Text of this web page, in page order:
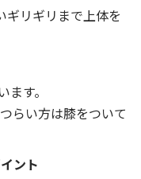
ギリギリまで上体を
す。
らい方は膝をついて
ント